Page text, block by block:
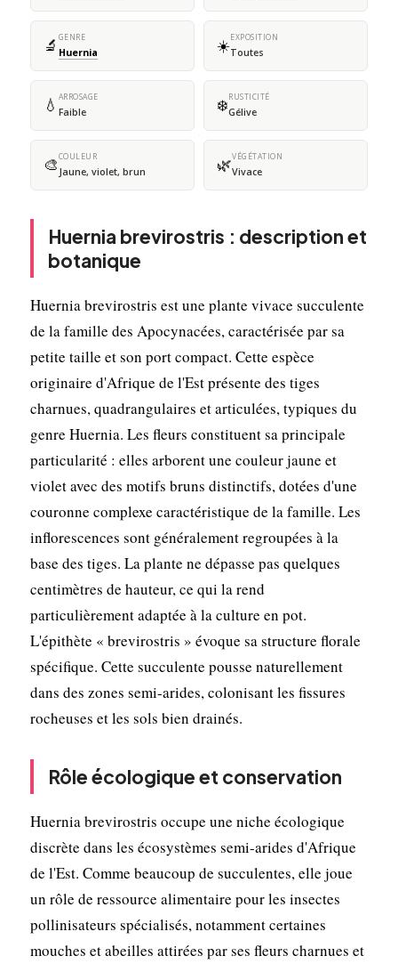
🔬 GENRE
Huernia ☀️EXPOSITION
Toutes
💧 ARROSAGE
Faible ❄️RUSTICITÉ
Gélive
🎨COULEUR
Jaune, violet, brun 🌿VÉGÉTATION
Vivace
Huernia brevirostris : description et
botanique
Huernia brevirostris est une plante vivace succulente
de la famille des Apocynacées, caractérisée par sa
petite taille et son port compact. Cette espèce
originaire d'Afrique de l'Est présente des tiges
charnues, quadrangulaires et articulées, typiques du
genre Huernia. Les fleurs constituent sa principale
particularité : elles arborent une couleur jaune et
violet avec des motifs bruns distinctifs, dotées d'une
couronne complexe caractéristique de la famille. Les
inflorescences sont généralement regroupées à la
base des tiges. La plante ne dépasse pas quelques
centimètres de hauteur, ce qui la rend
particulièrement adaptée à la culture en pot.
L'épithète « brevirostris » évoque sa structure florale
spécifique. Cette succulente pousse naturellement
dans des zones semi-arides, colonisant les fissures
rocheuses et les sols bien drainés.
Rôle écologique et conservation
Huernia brevirostris occupe une niche écologique
discrète dans les écosystèmes semi-arides d'Afrique
de l'Est. Comme beaucoup de succulentes, elle joue
un rôle de ressource alimentaire pour les insectes
pollinisateurs spécialisés, notamment certaines
mouches et abeilles attirées par ses fleurs charnues et